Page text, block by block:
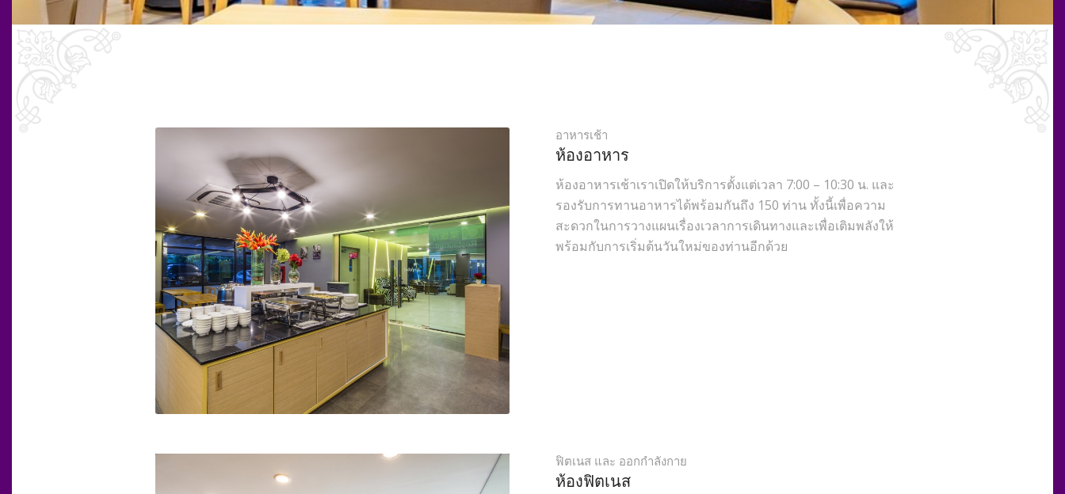
อาหารเช้า
ห้องอาหาร
ห้องอาหารเช้าเราเปิดให้บริการตั้งแต่เวลา 7:00 – 10:30 น. และ
รองรับการทานอาหารได้พร้อมกันถึง 150 ท่าน ทั้งนี้เพื่อความ
สะดวกในการวางแผนเรื่องเวลาการเดินทางและเพื่อเติมพลังให้
พร้อมกับการเริ่มต้นวันใหม่ของท่านอีกด้วย
ฟิตเนส และ ออกกำลังกาย
ห้องฟิตเนส